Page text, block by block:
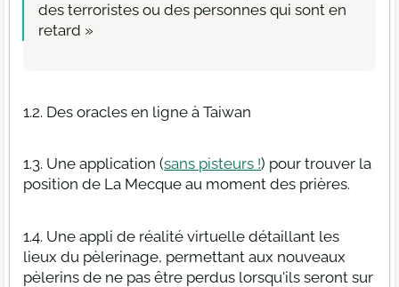
des terroristes ou des personnes qui sont en
retard »
1.2. Des oracles en ligne à Taiwan
1.3. Une application (sans pisteurs !) pour trouver la
position de La Mecque au moment des prières.
1.4. Une appli de réalité virtuelle détaillant les
lieux du pèlerinage, permettant aux nouveaux
pèlerins de ne pas être perdus lorsqu'ils seront sur